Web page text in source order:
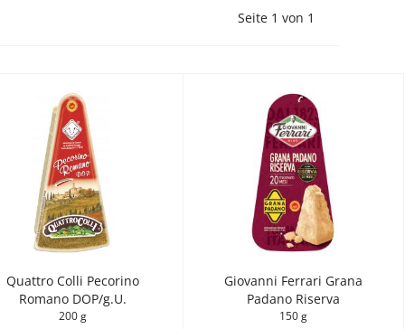
Vorherige Seite
Seite 1 von 1
Quattro Colli Pecorino
Romano DOP/g.U.
200 g
Giovanni Ferrari Grana
Padano Riserva
150 g